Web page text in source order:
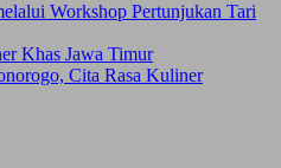
Workshop Pertunjukan Tari
Khas Jawa Timur
Cita Rasa Kuliner